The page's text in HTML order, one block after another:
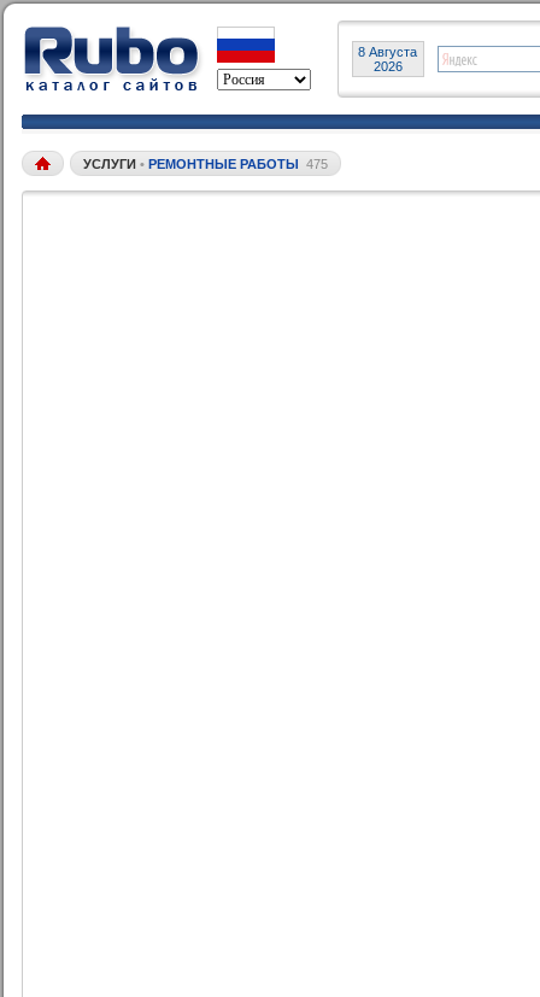
8 Августа
2026
УСЛУГИ • РЕМОНТНЫЕ РАБОТЫ 475